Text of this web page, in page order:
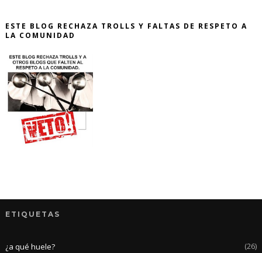
ESTE BLOG RECHAZA TROLLS Y FALTAS DE RESPETO A
LA COMUNIDAD
ETIQUETAS
¿a qué huele? (26)